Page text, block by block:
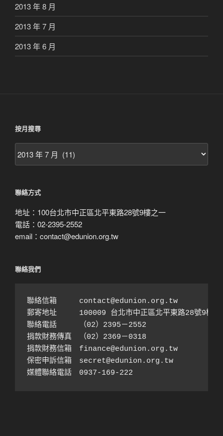
2013 年 8 月
2013 年 7 月
2013 年 6 月
按月搜尋
月
聯絡方式
地址：100台北市中正區北平東路28號9樓之一
電話：02-2395-2552
email：contact@edunion.org.tw
聯絡我們
聯絡信箱　　　contact@edunion.org.tw
郵寄地址　　　100009 台北市中正區北平東路28號9樓之
聯絡電話　　　（02）2395－2552
捐款財務傳真　（02）2369－0318
捐款財務信箱　finance@edunion.org.tw
保密申訴信箱　secret@edunion.org.tw
媒體聯絡電話　0937-169-222